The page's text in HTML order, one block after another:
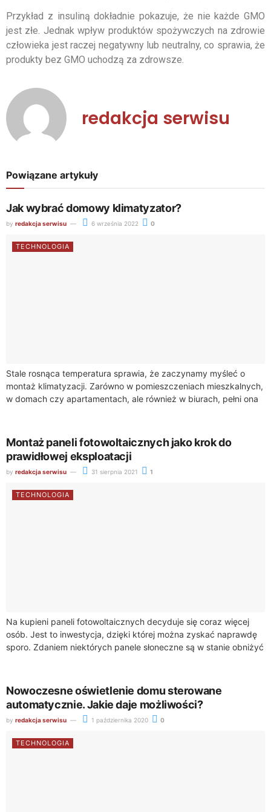
Przykład z insuliną dokładnie pokazuje, że nie każde GMO
jest złe. Jednak wpływ produktów spożywczych na zdrowie
człowieka jest raczej negatywny lub neutralny, co sprawia, że
produkty bez GMO uchodzą za zdrowsze.
redakcja serwisu
Powiązane artykuły
Jak wybrać domowy klimatyzator?
by redakcja serwisu 6 września 2022 0
TECHNOLOGIA
Stale rosnąca temperatura sprawia, że zaczynamy myśleć o
montaż klimatyzacji. Zarówno w pomieszczeniach mieszkalnych,
w domach czy apartamentach, ale również w biurach, pełni ona
Montaż paneli fotowoltaicznych jako krok do
prawidłowej eksploatacji
by redakcja serwisu 31 sierpnia 2021 1
TECHNOLOGIA
Na kupieni paneli fotowoltaicznych decyduje się coraz więcej
osób. Jest to inwestycja, dzięki której można zyskać naprawdę
sporo. Zdaniem niektórych panele słoneczne są w stanie obniżyć
Nowoczesne oświetlenie domu sterowane
automatycznie. Jakie daje możliwości?
by redakcja serwisu 1 października 2020 0
TECHNOLOGIA